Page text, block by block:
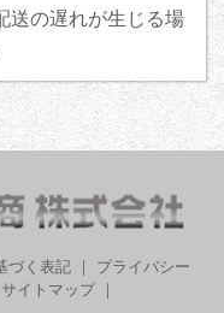
送の遅れが生じる場
づく表記
プライバシー
サイトマップ｜